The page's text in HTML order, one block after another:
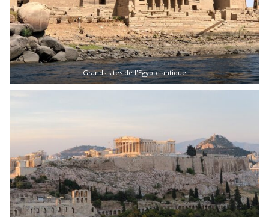
Grands sites de l'Egypte antique